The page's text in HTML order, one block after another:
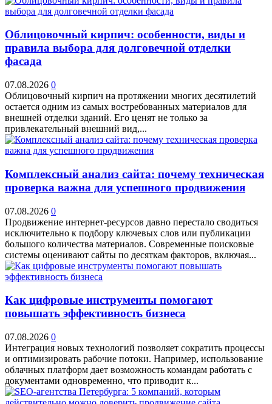
Облицовочный кирпич: особенности, виды и
правила выбора для долговечной отделки
фасада
07.08.2026 0
Облицовочный кирпич на протяжении многих десятилетий
остается одним из самых востребованных материалов для
внешней отделки зданий. Его ценят не только за
привлекательный внешний вид,...
Комплексный анализ сайта: почему техническая
проверка важна для успешного продвижения
07.08.2026 0
Продвижение интернет-ресурсов давно перестало сводиться
исключительно к подбору ключевых слов или публикации
большого количества материалов. Современные поисковые
системы оценивают сайты по десяткам факторов, включая...
Как цифровые инструменты помогают
повышать эффективность бизнеса
07.08.2026 0
Интеграция новых технологий позволяет сократить процессы
и оптимизировать рабочие потоки. Например, использование
облачных платформ дает возможность командам работать с
документами одновременно, что приводит к...